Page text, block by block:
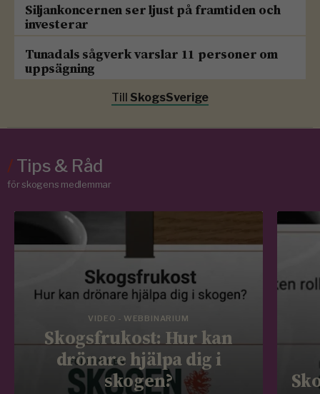
Siljankoncernen ser ljust på framtiden och
investerar
Tunadals sågverk varslar 11 personer om
uppsägning
Till SkogsSverige
/Tips & Råd
för skogens medlemmar
VIDEO - WEBBINARIUM
Skogsfrukost: Hur kan
drönare hjälpa dig i
skogen?